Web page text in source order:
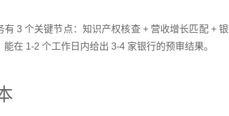
3 个关键节点：知识产权核查 + 营收增长匹配 + 银
在 1-2 个工作日内给出 3-4 家银行的预审结果。